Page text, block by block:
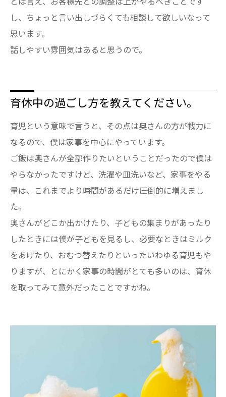
し、ちょっと言い出しづらくても相談して欲しいなって
思います。
話しやすい雰囲気はあると思うので。
育休中の過ごし方を教えてください。
育児という意味で言うと、その点は奥さんの方が戦力に
なるので、僕は家事を中心にやっています。
ご飯は奥さんが全部作りたいということだったので僕は
やらなかったですけど、洗濯や皿洗いなど、家事をやる
量は、これまでより時間があるだけ圧倒的に増えまし
た。
奥さんがどこか出かけたり、子どもの集まりがあったり
したときには僕が子どもを見るし、必要なときはミルク
をあげたり、おむつ替えたりといったいわゆる育児もや
りますが、とにかく家事の時間がとても多いのは、育休
を取ってみて意外だったことですかね。